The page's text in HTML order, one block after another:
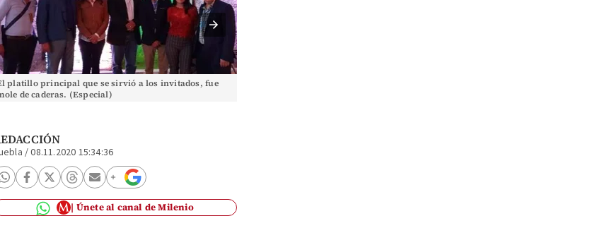
platillo principal que se sirvió a los invitados, fue
de caderas. (Especial)
/08.11.2020 15:34:36
Únete al canal de Milenio